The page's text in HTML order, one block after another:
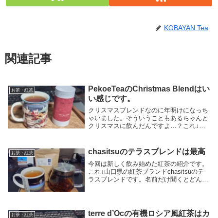
KOBAYAN Tea
関連記事
お茶・紅茶
PekoeTeaのChristmas Blendはい
い感じです。
クリスマスブレンドなのに年明けになっち
ゃいました。そういうこともあるちゃんと
クリスマスに飲んだんですよ…？これ↓イ
Blendです。一昨年のクリスマスティ...
お茶・紅茶 chasitsuのテラスブレンドは最高
今回は新しく飲み始めた紅茶の紹介です。
これ↓山口県の紅茶ブランドchasitsuのテ
ラスブレンドです。名前だけ聞くとどんな
ィン...
お茶・紅茶
terre d’Ocの有機ロシア風紅茶はカ